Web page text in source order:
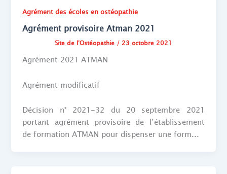
Agrément des écoles en ostéopathie
Agrément provisoire Atman 2021
Site de l'Ostéopathie / 23 octobre 2021
Agrément 2021 ATMAN
Agrément modificatif
Décision n° 2021-32 du 20 septembre 2021
portant agrément provisoire de l’établissement
de formation ATMAN pour dispenser une form...